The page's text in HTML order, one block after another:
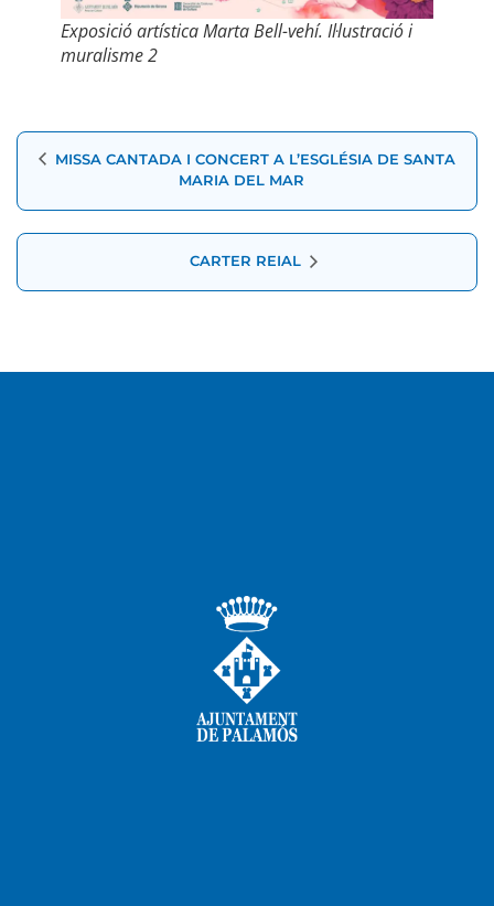
Exposició artística Marta Bell-vehí. Il·lustració i
muralisme 2
Navegació
d'Esdeveniment
MISSA CANTADA I CONCERT A L’ESGLÉSIA DE SANTA
MARIA DEL MAR
CARTER REIAL